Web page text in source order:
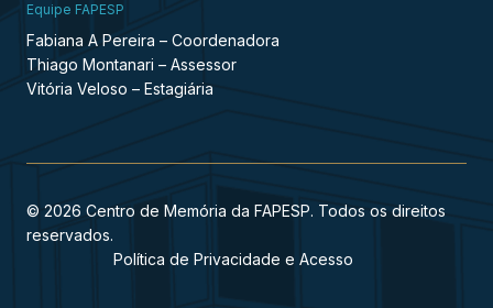
Equipe FAPESP
Fabiana A Pereira – Coordenadora
Thiago Montanari – Assessor
Vitória Veloso – Estagiária
© 2026 Centro de Memória da FAPESP. Todos os direitos
reservados.
Política de Privacidade e Acesso